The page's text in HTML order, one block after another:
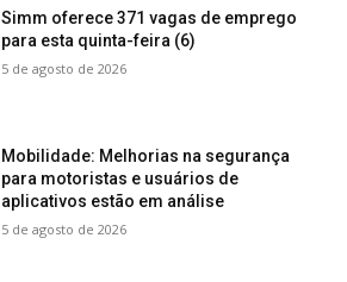
Simm oferece 371 vagas de emprego
para esta quinta-feira (6)
5 de agosto de 2026
Mobilidade: Melhorias na segurança
para motoristas e usuários de
aplicativos estão em análise
5 de agosto de 2026